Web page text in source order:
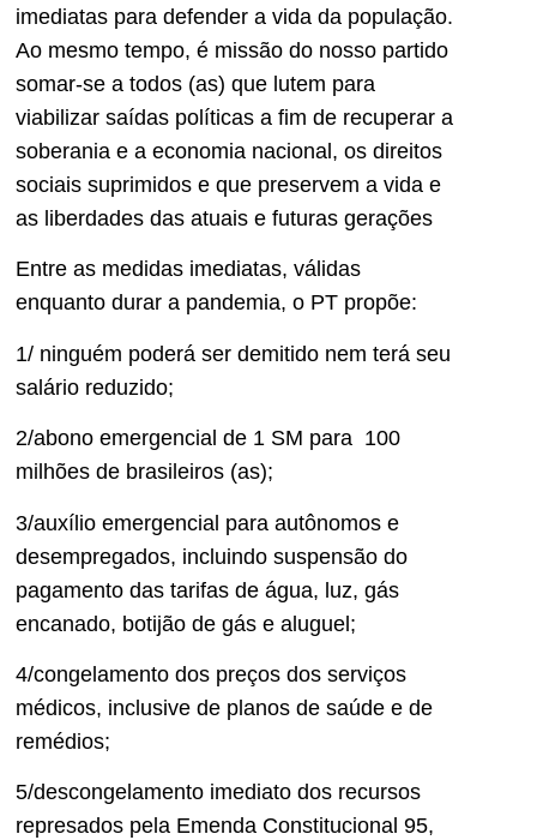
imediatas para defender a vida da população.
Ao mesmo tempo, é missão do nosso partido
somar-se a todos (as) que lutem para
viabilizar saídas políticas a fim de recuperar a
soberania e a economia nacional, os direitos
sociais suprimidos e que preservem a vida e
as liberdades das atuais e futuras gerações
Entre as medidas imediatas, válidas
enquanto durar a pandemia, o PT propõe:
1/ ninguém poderá ser demitido nem terá seu
salário reduzido;
2/abono emergencial de 1 SM para 100
milhões de brasileiros (as);
3/auxílio emergencial para autônomos e
desempregados, incluindo suspensão do
pagamento das tarifas de água, luz, gás
encanado, botijão de gás e aluguel;
4/congelamento dos preços dos serviços
médicos, inclusive de planos de saúde e de
remédios;
5/descongelamento imediato dos recursos
represados pela Emenda Constitucional 95,